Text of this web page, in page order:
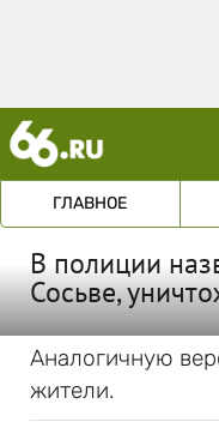
ГЛАВНОЕ
В полиции
Сосьве,
Аналогичную
жители.